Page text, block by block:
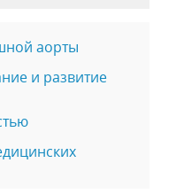
аорты
и развитие